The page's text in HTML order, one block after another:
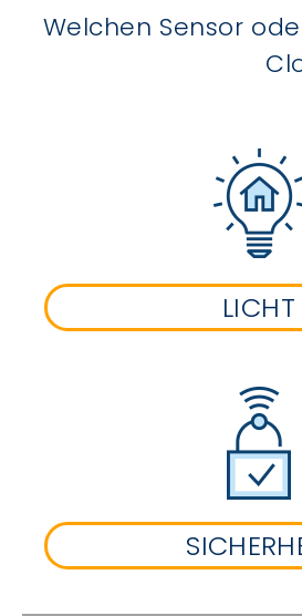
Welchen Sensor
LICHT